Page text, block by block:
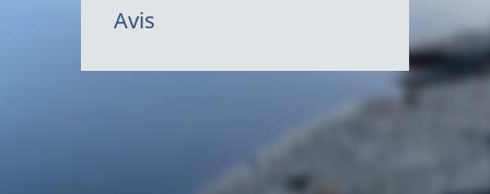
Avis
du